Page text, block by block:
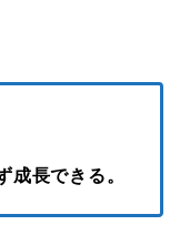
成長できる。